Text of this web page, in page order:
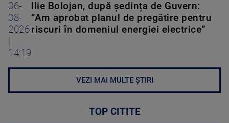
06-
08-
2026
14:19
Ilie Bolojan, după ședința de Guvern:
”Am aprobat planul de pregătire pentru
riscuri în domeniul energiei electrice”
VEZI MAI MULTE ȘTIRI
TOP CITITE